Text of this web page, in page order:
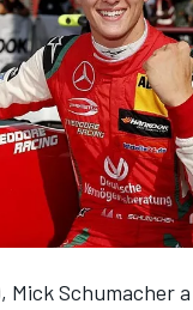
Mick Schumacher